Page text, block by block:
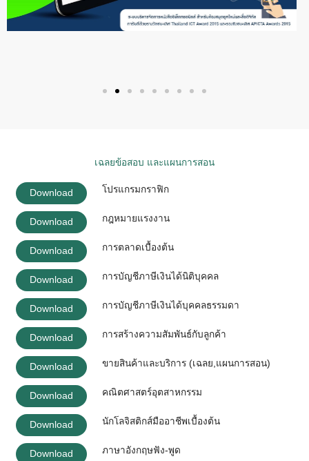
เฉลยข้อสอบ และแผนการสอน
Download โปรแกรมกราฟิก
Download กฎหมายแรงงาน
Download การตลาดเบื้องต้น
Download การบัญชีภาษีเงินได้นิติบุคคล
Download การบัญชีภาษีเงินได้บุคคลธรรมดา
Download การสร้างความสัมพันธ์กับลูกค้า
Download ขายสินค้าและบริการ (เฉลย,แผนการสอน)
Download คณิตศาสตร์อุตสาหกรรม
Download นักโลจิสติกส์มืออาชีพเบื้องต้น
Download ภาษาอังกฤษฟัง-พูด